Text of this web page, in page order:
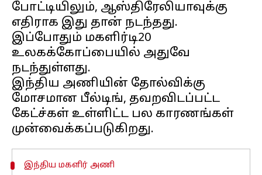
போட்டியிலும், ஆஸ்திரேலியாவுக்கு
எதிராக இது தான் நடந்தது.
இப்போதும் மகளிர்டி20
உலகக்கோப்பையில் அதுவே
நடந்துள்ளது.
இந்திய அணியின் தோல்விக்கு
மோசமான பீல்டிங், தவறவிடப்பட்ட
கேட்ச்கள் உள்ளிட்ட பல காரணங்கள்
இந்திய மகளிர் அணி